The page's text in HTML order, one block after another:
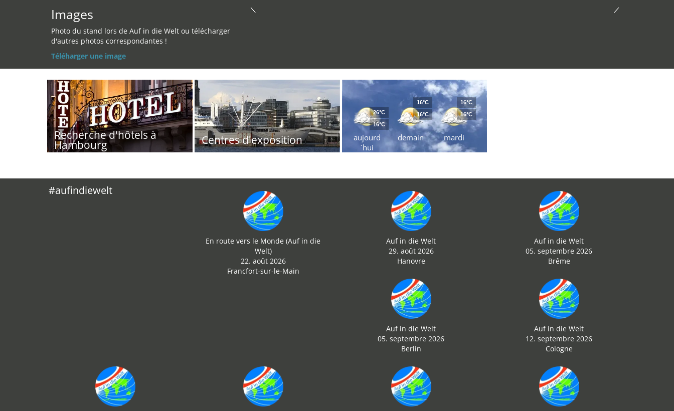
Images
Photo du stand lors de Auf in die Welt ou télécharger
d'autres photos correspondantes !
Téléharger une image
Recherche d'hôtels à
Hambourg Centres d'exposition
aujourd
´hui
26°C
16°C
demain
16°C
16°C
mardi
16°C
16°C
#aufindiewelt
En route vers le Monde (Auf in die
Welt)
22. août 2026
Francfort-sur-le-Main
Auf in die Welt
29. août 2026
Hanovre
Auf in die Welt
05. septembre 2026
Brême
Auf in die Welt
05. septembre 2026
Berlin
Auf in die Welt
12. septembre 2026
Cologne